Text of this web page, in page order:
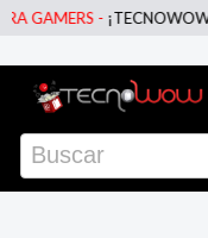
GAMERS -¡TECNOWOW!